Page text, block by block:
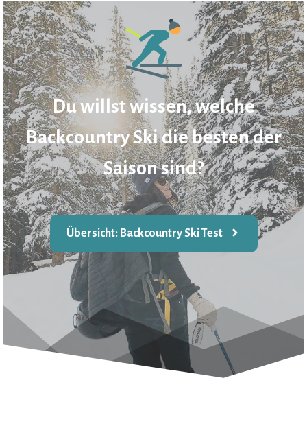
Du willst wissen, welche
Backcountry Ski die besten der
Saison sind?
Übersicht: Backcountry Ski Test